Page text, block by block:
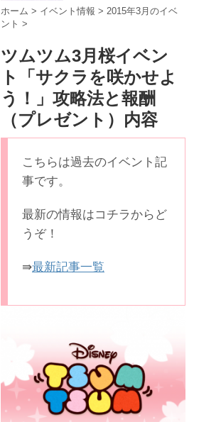
ホーム > イベント情報 > 2015年3月のイベ
ント >
ツムツム3月桜イベン
ト「サクラを咲かせよ
う！」攻略法と報酬
（プレゼント）内容
こちらは過去のイベント記
事です。
最新の情報はコチラからど
うぞ！
⇛最新記事一覧